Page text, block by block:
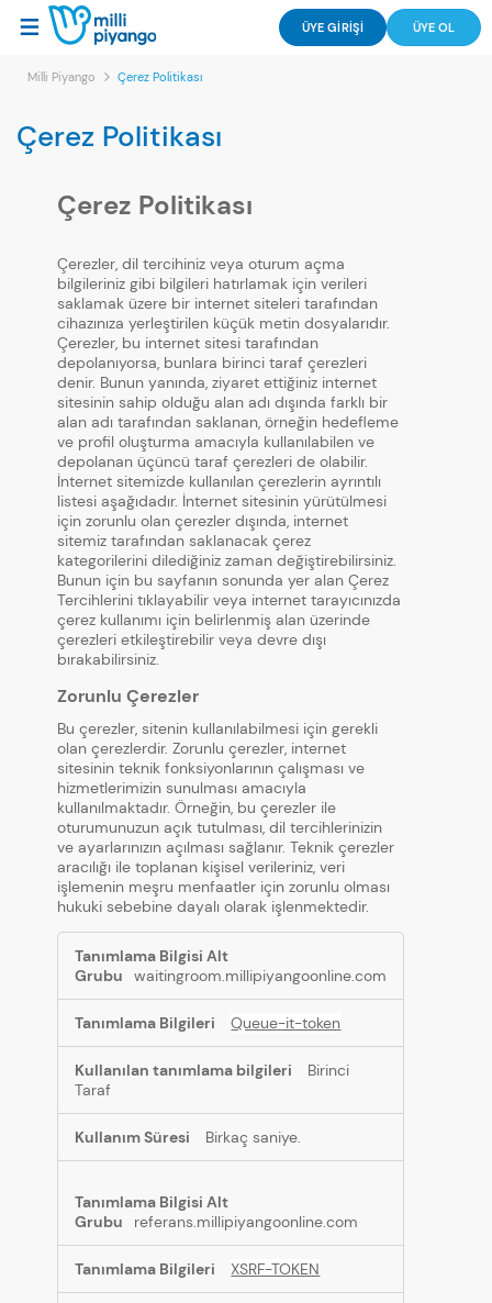
ÜYE GİRİŞİ ÜYE OL
Milli Piyango Çerez Politikası
Çerez Politikası
Çerez Politikası
Çerezler, dil tercihiniz veya oturum açma
bilgileriniz gibi bilgileri hatırlamak için verileri
saklamak üzere bir internet siteleri tarafından
cihazınıza yerleştirilen küçük metin dosyalarıdır.
Çerezler, bu internet sitesi tarafından
depolanıyorsa, bunlara birinci taraf çerezleri
denir. Bunun yanında, ziyaret ettiğiniz internet
sitesinin sahip olduğu alan adı dışında farklı bir
alan adı tarafından saklanan, örneğin hedefleme
ve profil oluşturma amacıyla kullanılabilen ve
depolanan üçüncü taraf çerezleri de olabilir.
İnternet sitemizde kullanılan çerezlerin ayrıntılı
listesi aşağıdadır. İnternet sitesinin yürütülmesi
için zorunlu olan çerezler dışında, internet
sitemiz tarafından saklanacak çerez
kategorilerini dilediğiniz zaman değiştirebilirsiniz.
Bunun için bu sayfanın sonunda yer alan Çerez
Tercihlerini tıklayabilir veya internet tarayıcınızda
çerez kullanımı için belirlenmiş alan üzerinde
çerezleri etkileştirebilir veya devre dışı
bırakabilirsiniz.
Zorunlu Çerezler
Bu çerezler, sitenin kullanılabilmesi için gerekli
olan çerezlerdir. Zorunlu çerezler, internet
sitesinin teknik fonksiyonlarının çalışması ve
hizmetlerimizin sunulması amacıyla
kullanılmaktadır. Örneğin, bu çerezler ile
oturumunuzun açık tutulması, dil tercihlerinizin
ve ayarlarınızın açılması sağlanır. Teknik çerezler
aracılığı ile toplanan kişisel verileriniz, veri
işlemenin meşru menfaatler için zorunlu olması
hukuki sebebine dayalı olarak işlenmektedir.
Çerezler waitingroom.millipiyangoonline.com
Queue-it-token
Birinci
Taraf
Birkaç saniye.
referans.millipiyangoonline.com
XSRF-TOKEN